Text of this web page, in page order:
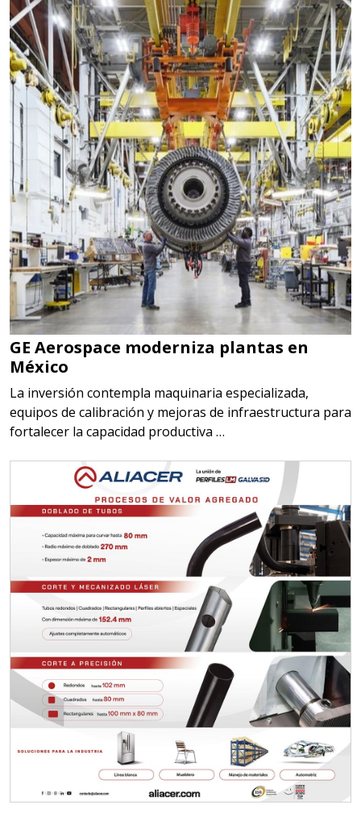
GE Aerospace moderniza plantas en
México
La inversión contempla maquinaria especializada,
equipos de calibración y mejoras de infraestructura para
fortalecer la capacidad productiva …